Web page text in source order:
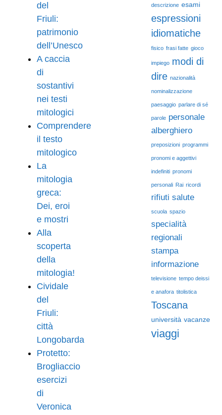
del
Friuli:
patrimonio
dell’Unesco
A caccia
di
sostantivi
nei testi
mitologici
Comprendere
il testo
mitologico
La
mitologia
greca:
Dei, eroi
e mostri
Alla
scoperta
della
mitologia!
Cividale
del
Friuli:
città
Longobarda
Protetto:
Brogliaccio
esercizi
di
Veronica
descrizione esami
espressioni
idiomatiche
fisico frasi fatte gioco
impiego modi di
dire nazionalità
nominalizzazione
paesaggio parlare di sé
parole personale
alberghiero
preposizioni programmi
pronomi e aggettivi
indefiniti pronomi
personali Rai ricordi
rifiuti salute
scuola spazio
specialità
regionali
stampa
informazione
televisione tempo deissi
e anafora titolistica
Toscana
università vacanze
viaggi